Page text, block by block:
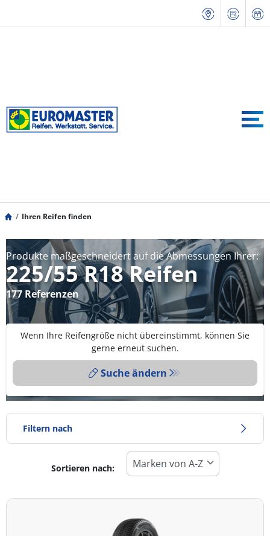
Ihren Reifen finden
Produkte maßgeschneidert auf die Abmessungen Ihrer:
225/55 R18 Reifen
177 Referenzen
Wenn Ihre Reifengröße nicht übereinstimmt, können Sie
gerne erneut suchen.
Suche ändern
Filtern nach
Reifentyp
Alle Arten (177)
Sortieren nach: